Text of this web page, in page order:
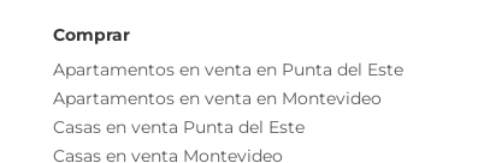
Comprar
Apartamentos en venta en Punta del Este
Apartamentos en venta en Montevideo
Casas en venta Punta del Este
Casas en venta Montevideo